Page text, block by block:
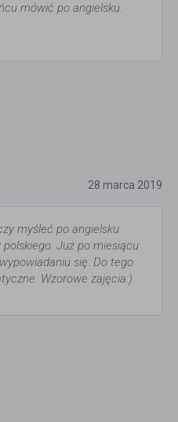
mówić po angielsku.
28 marca 2019
myśleć po angielsku
Już po miesiącu
się. Do tego
Wzorowe zajęcia:)